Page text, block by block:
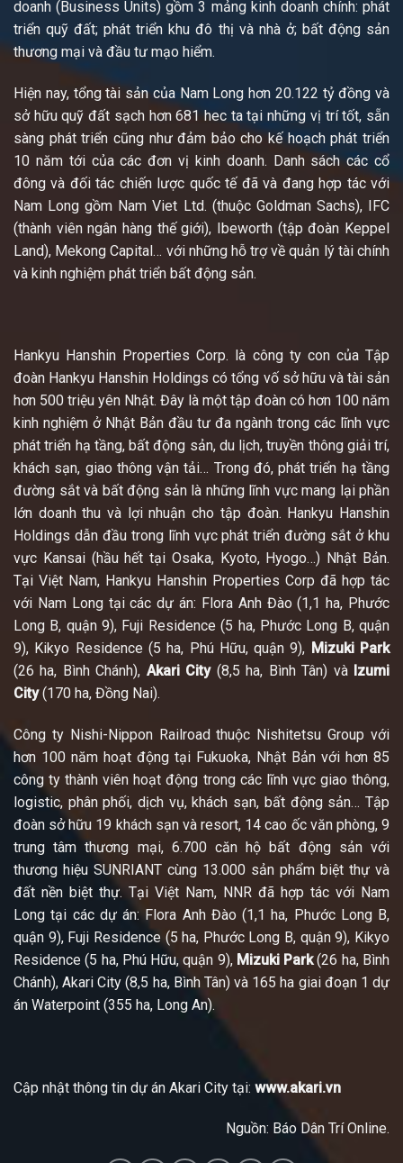
doanh (Business Units) gồm 3 mảng kinh doanh chính: phát
triển quỹ đất; phát triển khu đô thị và nhà ở; bất động sản
thương mại và đầu tư mạo hiểm.
Hiện nay, tổng tài sản của Nam Long hơn 20.122 tỷ đồng và
sở hữu quỹ đất sạch hơn 681 hec ta tại những vị trí tốt, sẵn
sàng phát triển cũng như đảm bảo cho kế hoạch phát triển
10 năm tới của các đơn vị kinh doanh. Danh sách các cổ
đông và đối tác chiến lược quốc tế đã và đang hợp tác với
Nam Long gồm Nam Viet Ltd. (thuộc Goldman Sachs), IFC
(thành viên ngân hàng thế giới), Ibeworth (tập đoàn Keppel
Land), Mekong Capital… với những hỗ trợ về quản lý tài chính
và kinh nghiệm phát triển bất động sản.
Hankyu Hanshin Properties Corp. là công ty con của Tập
đoàn Hankyu Hanshin Holdings có tổng vố sở hữu và tài sản
hơn 500 triệu yên Nhật. Đây là một tập đoàn có hơn 100 năm
kinh nghiệm ở Nhật Bản đầu tư đa ngành trong các lĩnh vực
phát triển hạ tầng, bất động sản, du lịch, truyền thông giải trí,
khách sạn, giao thông vận tải… Trong đó, phát triển hạ tầng
đường sắt và bất động sản là những lĩnh vực mang lại phần
lớn doanh thu và lợi nhuận cho tập đoàn. Hankyu Hanshin
Holdings dẫn đầu trong lĩnh vực phát triển đường sắt ở khu
vực Kansai (hầu hết tại Osaka, Kyoto, Hyogo…) Nhật Bản.
Tại Việt Nam, Hankyu Hanshin Properties Corp đã hợp tác
với Nam Long tại các dự án: Flora Anh Đào (1,1 ha, Phước
Long B, quận 9), Fuji Residence (5 ha, Phước Long B, quận
9), Kikyo Residence (5 ha, Phú Hữu, quận 9), Mizuki Park
(26 ha, Bình Chánh), Akari City(8,5 ha, Bình Tân) và Izumi
City(170 ha, Đồng Nai).
Công ty Nishi-Nippon Railroad thuộc Nishitetsu Group với
hơn 100 năm hoạt động tại Fukuoka, Nhật Bản với hơn 85
công ty thành viên hoạt động trong các lĩnh vực giao thông,
logistic, phân phối, dịch vụ, khách sạn, bất động sản… Tập
đoàn sở hữu 19 khách sạn và resort, 14 cao ốc văn phòng, 9
trung tâm thương mại, 6.700 căn hộ bất động sản với
thương hiệu SUNRIANT cùng 13.000 sản phẩm biệt thự và
đất nền biệt thự. Tại Việt Nam, NNR đã hợp tác với Nam
Long tại các dự án: Flora Anh Đào (1,1 ha, Phước Long B,
quận 9), Fuji Residence (5 ha, Phước Long B, quận 9), Kikyo
Residence (5 ha, Phú Hữu, quận 9), Mizuki Park(26 ha, Bình
Chánh), Akari City (8,5 ha, Bình Tân) và 165 ha giai đoạn 1 dự
án Waterpoint (355 ha, Long An).
Cập nhật thông tin dự án Akari City tại: www.akari.vn
Nguồn: Báo Dân Trí Online.